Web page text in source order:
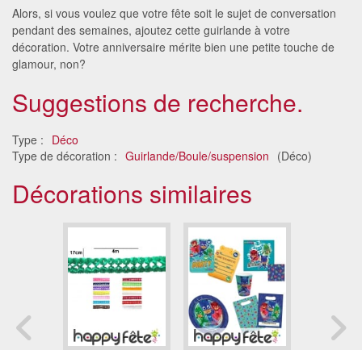
Alors, si vous voulez que votre fête soit le sujet de conversation
pendant des semaines, ajoutez cette guirlande à votre
décoration. Votre anniversaire mérite bien une petite touche de
glamour, non?
Suggestions de recherche.
Type : Déco
Type de décoration : Guirlande/Boule/suspension (Déco)
Décorations similaires